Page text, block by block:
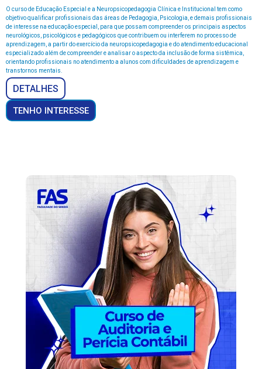
O curso de Educação Especial e a Neuropsicopedagogia Clínica e Institucional tem como
objetivo qualificar profissionais das áreas de Pedagogia, Psicologia, e demais profissionais
de interesse na educação especial, para que possam compreender os principais aspectos
neurológicos, psicológicos e pedagógicos que contribuem ou interferem no processo de
aprendizagem, a partir do exercício da neuropsicopedagogia e do atendimento educacional
especializado além de compreender e analisar o aspecto da inclusão de forma sistêmica,
orientando profissionais no atendimento a alunos com dificuldades de aprendizagem e
transtornos mentais.
DETALHES
TENHO INTERESSE